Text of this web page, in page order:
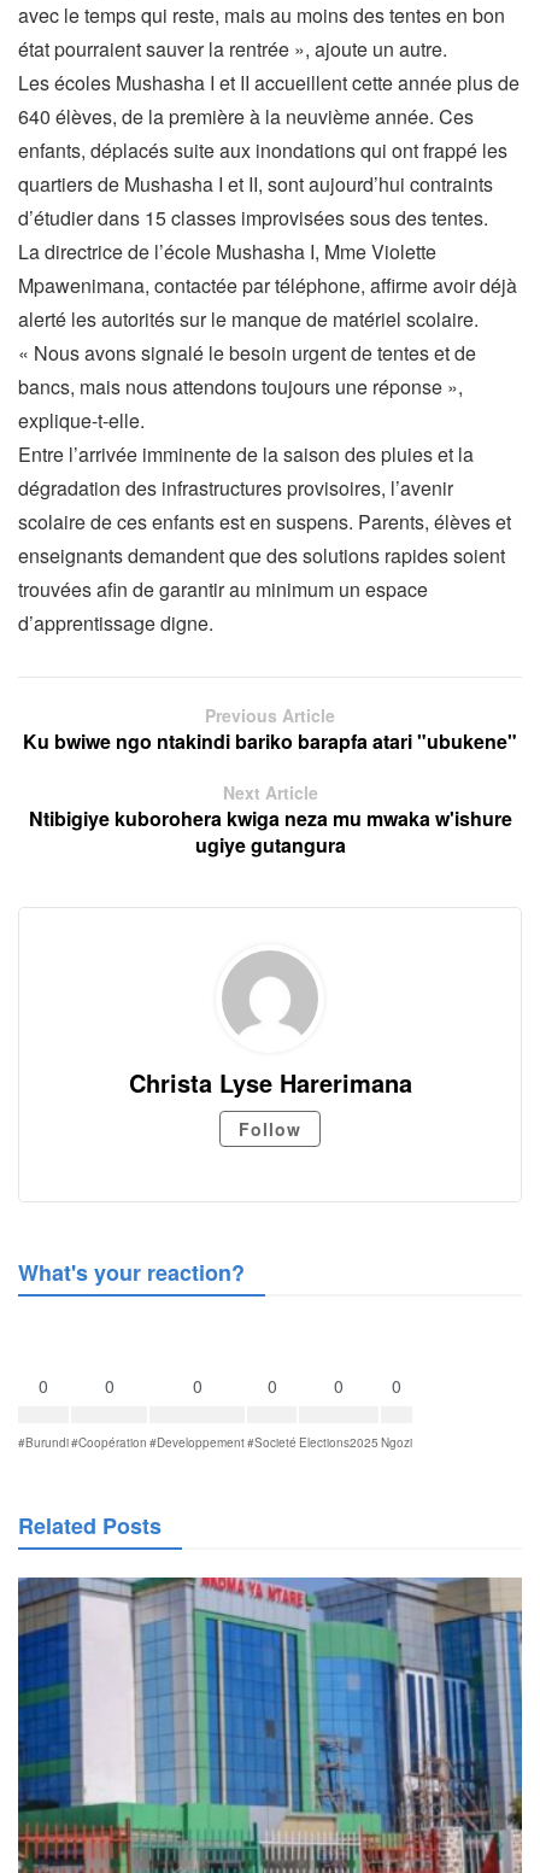
avec le temps qui reste, mais au moins des tentes en bon
état pourraient sauver la rentrée », ajoute un autre.
Les écoles Mushasha I et II accueillent cette année plus de
640 élèves, de la première à la neuvième année. Ces
enfants, déplacés suite aux inondations qui ont frappé les
quartiers de Mushasha I et II, sont aujourd’hui contraints
d’étudier dans 15 classes improvisées sous des tentes.
La directrice de l’école Mushasha I, Mme Violette
Mpawenimana, contactée par téléphone, affirme avoir déjà
alerté les autorités sur le manque de matériel scolaire.
« Nous avons signalé le besoin urgent de tentes et de
bancs, mais nous attendons toujours une réponse »,
explique-t-elle.
Entre l’arrivée imminente de la saison des pluies et la
dégradation des infrastructures provisoires, l’avenir
scolaire de ces enfants est en suspens. Parents, élèves et
enseignants demandent que des solutions rapides soient
trouvées afin de garantir au minimum un espace
d’apprentissage digne.
Previous Article
Ku bwiwe ngo ntakindi bariko barapfa atari "ubukene"
Next Article
Ntibigiye kuborohera kwiga neza mu mwaka w'ishure
ugiye gutangura
Christa Lyse Harerimana
Follow
What's your reaction?
0
#Burundi
0
#Coopération
0
#Developpement
0
#Societé
0
Elections2025
0
Ngozi
Related Posts